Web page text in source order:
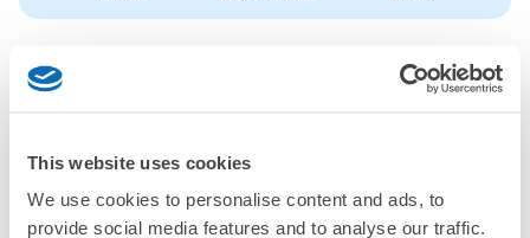
This website uses cookies
We use cookies to personalise content and ads, to
provide social media features and to analyse our traffic.
檢查收費方案
手提包尺寸